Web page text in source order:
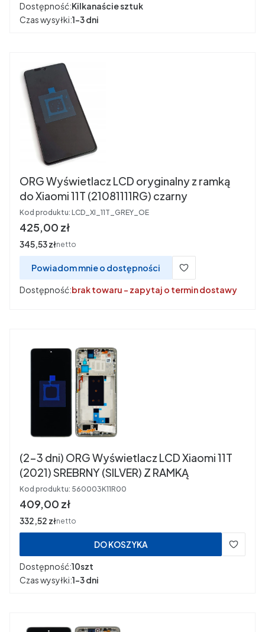
Dostępność:Kilkanaście sztuk
Czas wysyłki:1-3 dni
ORG Wyświetlacz LCD oryginalny z ramką
do Xiaomi 11T (21081111RG) czarny
Kod produktu: LCD_XI_11T_GREY_OE
Cena
425,00 zł
Cena
345,53 złnetto
Powiadom mnie o dostępności
Dostępność:brak towaru - zapytaj o termin dostawy
(2-3 dni) ORG Wyświetlacz LCD Xiaomi 11T
(2021) SREBRNY (SILVER) Z RAMKĄ
Kod produktu: 560003K11R00
Cena
409,00 zł
Cena
332,52 złnetto
DO KOSZYKA
Dostępność:10szt
Czas wysyłki:1-3 dni